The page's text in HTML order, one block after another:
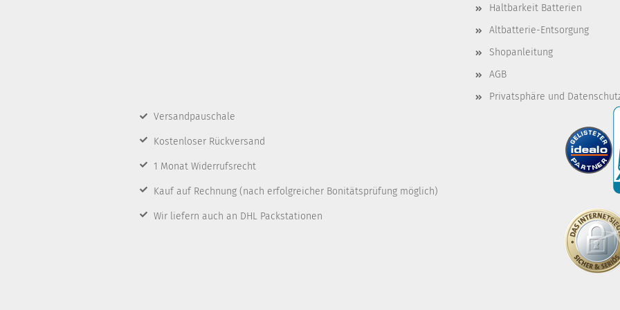
Haltbarkeit Batterien
Altbatterie-Entsorgung
Shopanleitung
AGB
Privatsphäre und
Versandpauschale
Kostenloser Rückversand
1 Monat Widerrufsrecht
Kauf auf Rechnung (nach erfolgreicher Bonitätsprüfung möglich)
Wir liefern auch an DHL Packstationen